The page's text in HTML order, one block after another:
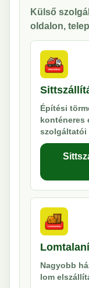
Külső
oldalon,
Építési
konténeres
szolgáltatói
Nagyobb
lom